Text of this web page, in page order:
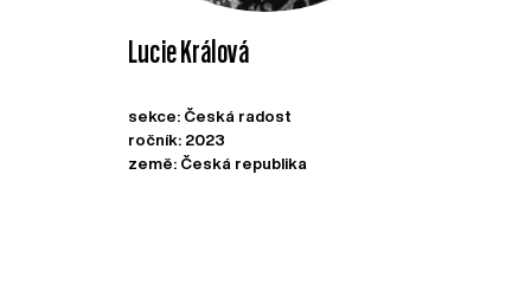
Lucie Králová
sekce: Česká radost
ročník: 2023
země: Česká republika